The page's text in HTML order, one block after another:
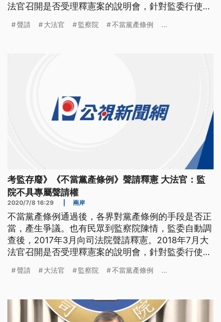
法官召開是否受理釋憲案的說明會，針對監委行使的
一番攻防。 監察院針對不當黨產處理條例行使調
聲請 大法官 監察院 不當黨產條例 ...
考監存廢》《不當黨產條例》聲請釋憲 大法官：監
院不具專屬聲請權
2020/7/8 16:29 兩岸
不當黨產條例通過後，各界對黨產條例的手段是否正
當，產生爭議。也有民眾到監察院陳情，監委自動調
查後，2017年3月向司法院聲請釋憲。2018年7月大
法官召開是否受理釋憲案的說明會，針對監委行使的
一番攻防。 監察院針對不當黨產處理條例行使調
向司法院申請釋憲。不過包括行政院和大法官，對是
否受理仍有
聲請 大法官 監察院 不當黨產條例 ...